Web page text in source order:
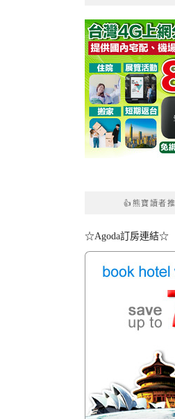
👍熊寶讀者
☆Agoda訂房連結☆